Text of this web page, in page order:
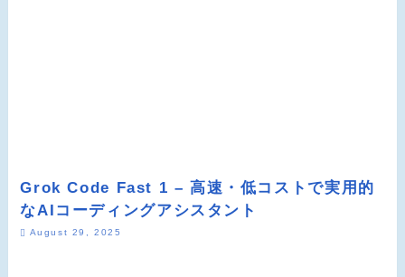
Grok Code Fast 1 – 高速・低コストで実用的
なAIコーディングアシスタント
August 29, 2025